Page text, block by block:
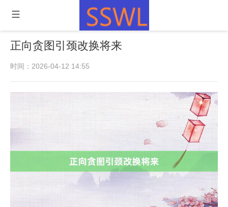
正向贪图引颈改换将来
时间：2026-04-12 14:55